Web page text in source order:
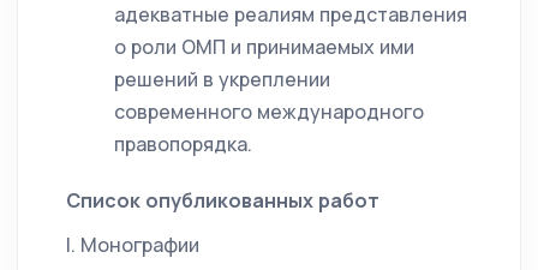
адекватные реалиям представления
о роли ОМП и принимаемых ими
решений в укреплении
современного международного
правопорядка.
Список опубликованных работ
I. Монографии